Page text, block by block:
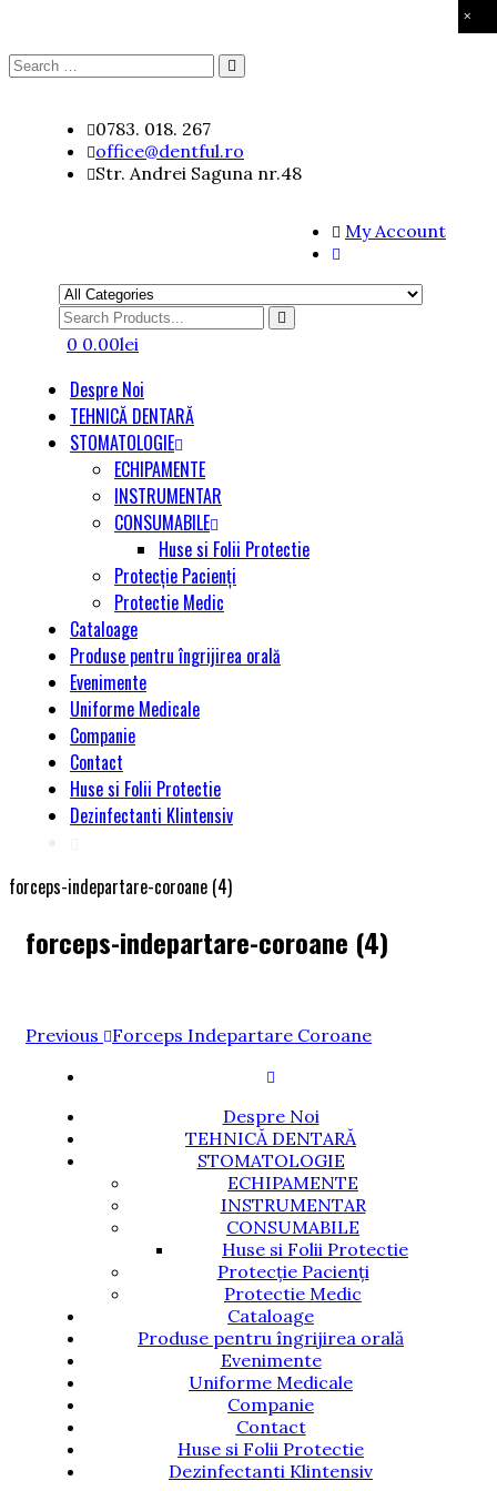
×
Search
content
0783. 018. 267
office@dentful.ro
Str. Andrei Saguna nr.48
My Account
Search
for
0 0.00lei
Despre Noi
TEHNICĂ DENTARĂ
STOMATOLOGIE
ECHIPAMENTE
INSTRUMENTAR
CONSUMABILE
Huse si Folii Protectie
Protecție Pacienți
Protectie Medic
Cataloage
Produse pentru îngrijirea orală
Evenimente
Uniforme Medicale
Companie
Contact
Huse si Folii Protectie
Dezinfectanti Klintensiv
forceps-indepartare-coroane (4)
forceps-indepartare-coroane (4)
Navigare
articole
Previous
Previous Forceps Indepartare Coroane
Despre Noi
TEHNICĂ DENTARĂ
STOMATOLOGIE
ECHIPAMENTE
INSTRUMENTAR
CONSUMABILE
Huse si Folii Protectie
Protecție Pacienți
Protectie Medic
Cataloage
Produse pentru îngrijirea orală
Evenimente
Uniforme Medicale
Companie
Contact
Huse si Folii Protectie
Dezinfectanti Klintensiv